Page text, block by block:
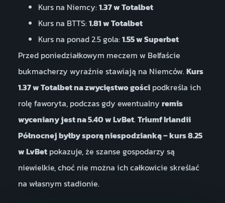
Kurs na Niemcy:1.37 w Totalbet
Kurs na BTTS:1.81 w Totalbet
Kurs na ponad 2.5 gola:1.55 w Superbet
Przed poniedziałkowym meczem w Belfaście
bukmacherzy wyraźnie stawiają na Niemców.Kurs
1.37 w Totalbet na zwycięstwo gościpodkreśla ich
rolę faworyta, podczas gdy ewentualny remis
wyceniany jest na 5.40 w LvBet.Triumf Irlandii
Północnej byłby sporą niespodzianką – kurs 8.25
w LvBetpokazuje, że szanse gospodarzy są
niewielkie, choć nie można ich całkowicie skreślać
na własnym stadionie.